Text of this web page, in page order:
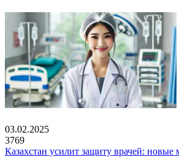
03.02.2025
3769
Казахстан усилит защиту врачей: новые